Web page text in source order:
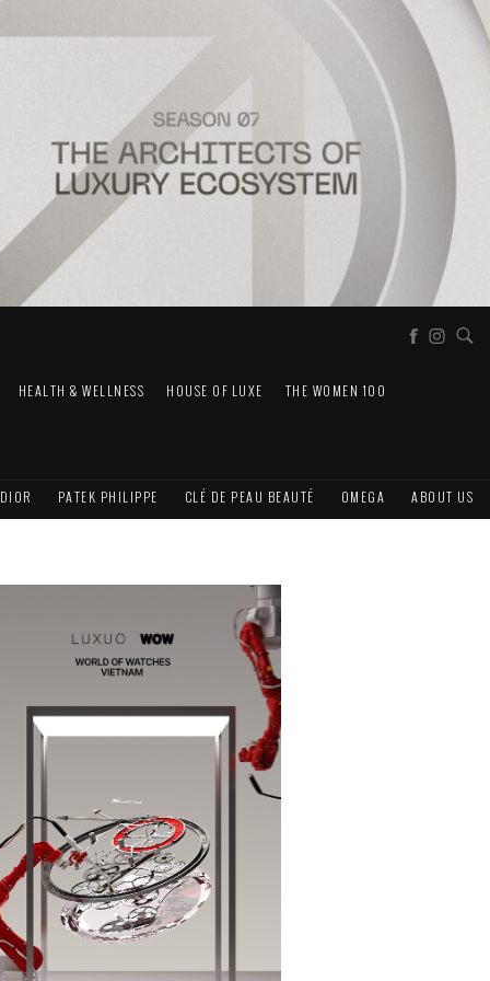
HEALTH & WELLNESS HOUSE OF LUXE THE WOMEN 100
DIOR PATEK PHILIPPE CLÉ DE PEAU BEAUTÉ OMEGA ABOUT US